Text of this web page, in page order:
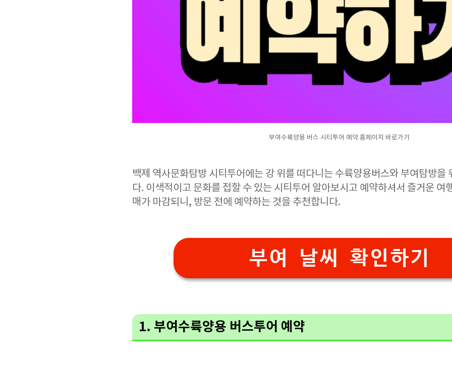
부여수륙양용 버스 시티투어 예약 홈페이지 바로가기
백제 역사문화탐방 시티투어에는 강 위를 떠다니는 수륙양용버스와 부여탐방을
다. 이색적이고 문화를 접할 수 있는 시티투어 알아보시고 예약하셔서 즐거운 여
매가 마감되니, 방문 전에 예약하는 것을 추천합니다.
부여 날씨 확인하기
1. 부여수륙양용 버스투어 예약